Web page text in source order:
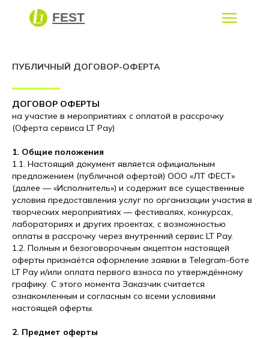
FEST
ФЕСТИВАЛИЛАБОРАТОРИИLT КОНСЬЕРЖ
ПУБЛИЧНЫЙ ДОГОВОР-ОФЕРТА
ДОГОВОР ОФЕРТЫ
на участие в мероприятиях с оплатой в рассрочку
(Оферта сервиса LT Pay)
1. Общие положения
1.1. Настоящий документ является официальным
предложением (публичной офертой) ООО «ЛТ ФЕСТ»
(далее — «Исполнитель») и содержит все существенные
условия предоставления услуг по организации участия в
творческих мероприятиях — фестивалях, конкурсах,
лабораториях и других проектах, с возможностью
оплаты в рассрочку через внутренний сервис LT Pay.
1.2. Полным и безоговорочным акцептом настоящей
оферты признаётся оформление заявки в Telegram-боте
LT Pay и/или оплата первого взноса по утверждённому
графику. С этого момента Заказчик считается
ознакомленным и согласным со всеми условиями
настоящей оферты.
2. Предмет оферты